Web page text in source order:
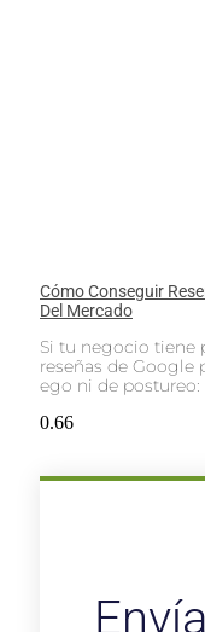
Cómo Conseguir
Del Mercado
Si tu negocio tiene
reseñas de Google
ego ni de postureo: